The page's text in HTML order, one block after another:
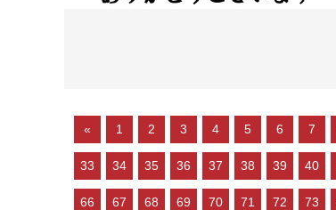
« 1 2 3 4 5 6 7
33 34 35 36 37 38 39 40
66 67 68 69 70 71 72 73